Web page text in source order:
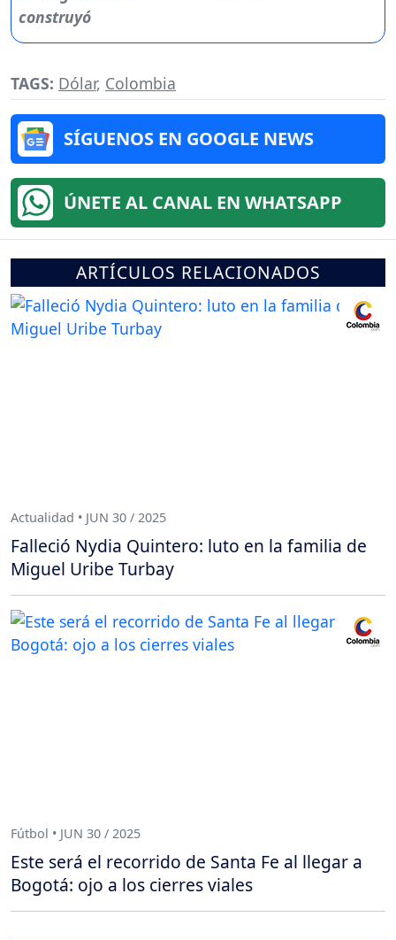
TAGS: Dólar, Colombia
SÍGUENOS EN GOOGLE NEWS
ÚNETE AL CANAL EN WHATSAPP
ARTÍCULOS RELACIONADOS
Actualidad • JUN 30 / 2025
Falleció Nydia Quintero: luto en la familia de
Miguel Uribe Turbay
Fútbol • JUN 30 / 2025
Este será el recorrido de Santa Fe al llegar a
Bogotá: ojo a los cierres viales